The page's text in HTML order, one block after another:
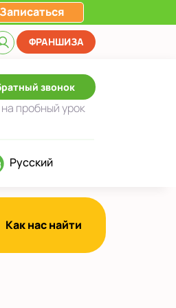
Записаться
ФРАНШИЗА
звонок
на пробный урок
Русский
Как нас найти